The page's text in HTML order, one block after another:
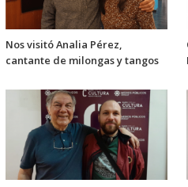
Nos visitó Analia Pérez,
cantante de milongas y tangos